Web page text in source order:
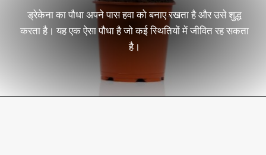
ड्रेकेना का पौधा अपने पास हवा को बनाए रखता है और उसे शुद्ध
करता है। यह एक ऐसा पौधा है जो कई स्थितियों में जीवित रह सकता
है।